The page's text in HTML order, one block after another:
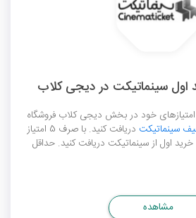
امتیازهای خود در بخش دیجی کلاب فروشگاه
سینماتیکت دریافت کنید. با صرف 5 امتیاز
خرید اول از سینماتیکت دریافت کنید. حداقل
مشاهده